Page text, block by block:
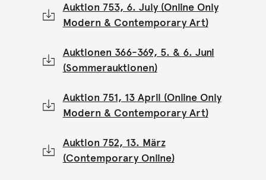
Auktion 753, 6. July (Online Only
Modern & Contemporary Art)
Auktionen 366-369, 5. & 6. Juni
(Sommerauktionen)
Auktion 751, 13 April (Online Only
Modern & Contemporary Art)
Auktion 752, 13. März
(Contemporary Online)